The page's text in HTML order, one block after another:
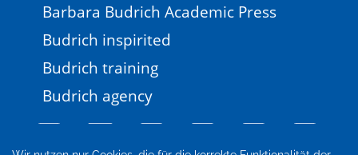
Barbara Budrich Academic Press
Budrich inspirited
Budrich training
Budrich agency